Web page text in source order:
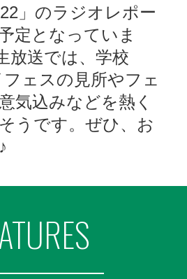
」のラジオレポー
定となっていま
放送では、学校
ェスの見所やフェ
気込みなどを熱く
うです。ぜひ、お